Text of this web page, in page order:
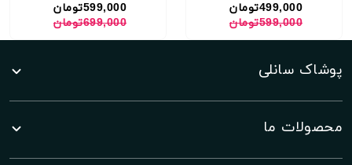
499,000تومان
599,000تومان
599,000تومان
699,000تومان
پوشاک سانلی
محصولات ما